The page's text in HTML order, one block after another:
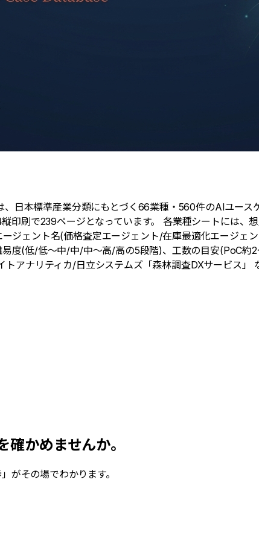
日本標準産業分類にもとづく66業種・560件のAIユース
印刷で239ページとなっています。 各業種シートには、
ジェント名(価格査定エージェント/在庫最適化エージ
(低/低〜中/中/中〜高/高の5段階)、工数の目安(PoC約
アナリティカ/日立システムズ「森林調査DXサービス」
かめませんか。
がその場でわかります。